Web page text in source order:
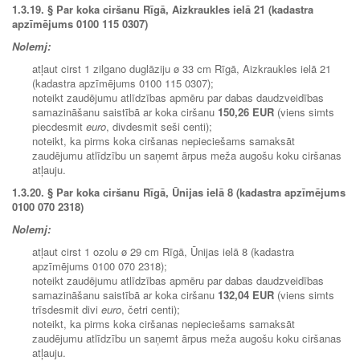
1.3.19. § Par koka ciršanu Rīgā, Aizkraukles ielā 21 (kadastra
apzīmējums 0100 115 0307)
Nolemj:
atļaut cirst 1 zilgano duglāziju ø 33 cm Rīgā, Aizkraukles ielā 21
(kadastra apzīmējums 0100 115 0307);
noteikt zaudējumu atlīdzības apmēru par dabas daudzveidības
samazināšanu saistībā ar koka ciršanu 150,26 EUR (viens simts
piecdesmit euro, divdesmit seši centi);
noteikt, ka pirms koka ciršanas nepieciešams samaksāt
zaudējumu atlīdzību un saņemt ārpus meža augošu koku ciršanas
atļauju.
1.3.20. § Par koka ciršanu Rīgā, Ūnijas ielā 8 (kadastra apzīmējums
0100 070 2318)
Nolemj:
atļaut cirst 1 ozolu ø 29 cm Rīgā, Ūnijas ielā 8 (kadastra
apzīmējums 0100 070 2318);
noteikt zaudējumu atlīdzības apmēru par dabas daudzveidības
samazināšanu saistībā ar koka ciršanu 132,04 EUR (viens simts
trīsdesmit divi euro, četri centi);
noteikt, ka pirms koka ciršanas nepieciešams samaksāt
zaudējumu atlīdzību un saņemt ārpus meža augošu koku ciršanas
atļauju.